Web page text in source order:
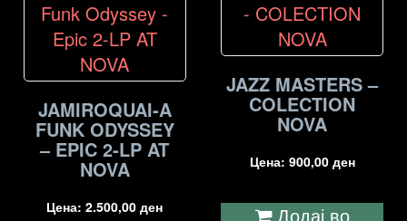
JAMIROQUAI-A
FUNK ODYSSEY
– EPIC 2-LP AT
NOVA
Цена:2.500,00ден
JAZZ MASTERS –
COLECTION
NOVA
Цена: 900,00 ден
Додај во